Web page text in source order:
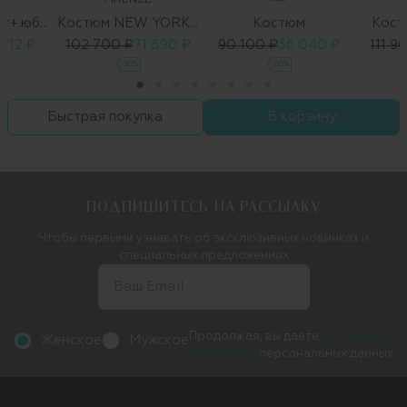
₽
102 700 ₽71 890 ₽
-30%
Костюм
90 100 ₽36 040 ₽
-60%
111
Быстрая покупка В корзину